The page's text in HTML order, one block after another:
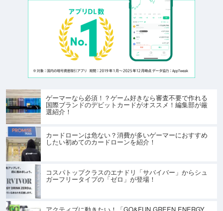
ゲーマーなら必須！？ゲーム好きなら審査不要で作れる
国際ブランドのデビットカードがオススメ！編集部が厳
選紹介！
カードローンは危ない？消費が多いゲーマーにおすすめ
したい初めてのカードローンを紹介！
コスパトップクラスのエナドリ「サバイバー」からシュ
ガーフリータイプの「ゼロ」が登場！